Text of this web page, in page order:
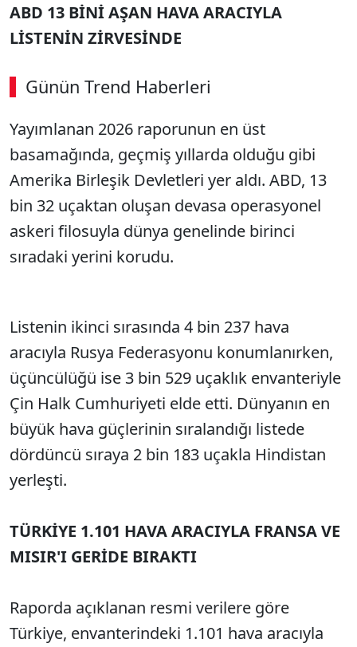
ABD 13 BİNİ AŞAN HAVA ARACIYLA
LİSTENİN ZİRVESİNDE
Günün Trend Haberleri
Yayımlanan 2026 raporunun en üst
basamağında, geçmiş yıllarda olduğu gibi
Amerika Birleşik Devletleri yer aldı. ABD, 13
bin 32 uçaktan oluşan devasa operasyonel
askeri filosuyla dünya genelinde birinci
sıradaki yerini korudu.
Listenin ikinci sırasında 4 bin 237 hava
aracıyla Rusya Federasyonu konumlanırken,
üçüncülüğü ise 3 bin 529 uçaklık envanteriyle
Çin Halk Cumhuriyeti elde etti. Dünyanın en
büyük hava güçlerinin sıralandığı listede
dördüncü sıraya 2 bin 183 uçakla Hindistan
yerleşti.
TÜRKİYE 1.101 HAVA ARACIYLA FRANSA VE
MISIR'I GERİDE BIRAKTI
Raporda açıklanan resmi verilere göre
Türkiye, envanterindeki 1.101 hava aracıyla